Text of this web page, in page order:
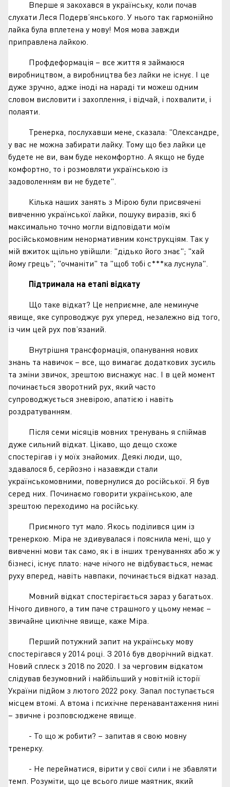
Вперше я закохався в українську, коли почав
слухати Леся Подерв’янського. У нього так гармонійно
лайка була вплетена у мову! Моя мова завжди
приправлена лайкою.
Профдеформація – все життя я займаюся
виробництвом, а виробництва без лайки не існує. І це
дуже зручно, адже іноді на нараді ти можеш одним
словом висловити і захоплення, і відчай, і похвалити, і
полаяти.
Тренерка, послухавши мене, сказала: "Олександре,
у вас не можна забирати лайку. Тому що без лайки це
будете не ви, вам буде некомфортно. А якщо не буде
комфортно, то і розмовляти українською із
задоволенням ви не будете".
Кілька наших занять з Мірою були присвячені
вивченню української лайки, пошуку виразів, які б
максимально точно могли відповідати моїм
російськомовним ненормативним конструкціям. Так у
мій вжиток щільно увійшли: "дідько його знає"; "хай
йому грець"; "очманіти" та "щоб тобі с***ка луснула".
Підтримала на етапі відкату
Що таке відкат? Це неприємне, але неминуче
явище, яке супроводжує рух уперед, незалежно від того,
із чим цей рух пов’язаний.
Внутрішня трансформація, опанування нових
знань та навичок – все, що вимагає додаткових зусиль
та зміни звичок, зрештою виснажує нас. І в цей момент
починається зворотний рух, який часто
супроводжується зневірою, апатією і навіть
роздратуванням.
Після семи місяців мовних тренувань я спіймав
дуже сильний відкат. Цікаво, що дещо схоже
спостерігав і у моїх знайомих. Деякі люди, що,
здавалося б, серйозно і назавжди стали
українськомовними, повернулися до російської. Я був
серед них. Починаємо говорити українською, але
зрештою переходимо на російську.
Приємного тут мало. Якось поділився цим із
тренеркою. Міра не здивувалася і пояснила мені, що у
вивченні мови так само, як і в інших тренуваннях або ж у
бізнесі, існує плато: наче нічого не відбувається, немає
руху вперед, навіть навпаки, починається відкат назад.
Мовний відкат спостерігається зараз у багатьох.
Нічого дивного, а тим паче страшного у цьому немає –
звичайне циклічне явище, каже Міра.
Перший потужний запит на українську мову
спостерігався у 2014 році. З 2016 був дворічний відкат.
Новий сплеск з 2018 по 2020. І за черговим відкатом
слідував безумовний і найбільший у новітній історії
України підйом з лютого 2022 року. Запал поступається
місцем втомі. А втома і психічне перенавантаження нині
– звичне і розповсюджене явище.
- То що ж робити? – запитав я свою мовну
тренерку.
- Не перейматися, вірити у свої сили і не збавляти
темп. Розуміти, що це всього лише маятник, який